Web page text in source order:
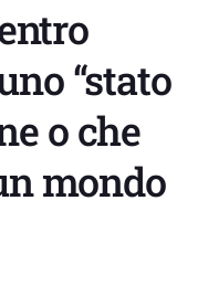
“stato
o che
mondo